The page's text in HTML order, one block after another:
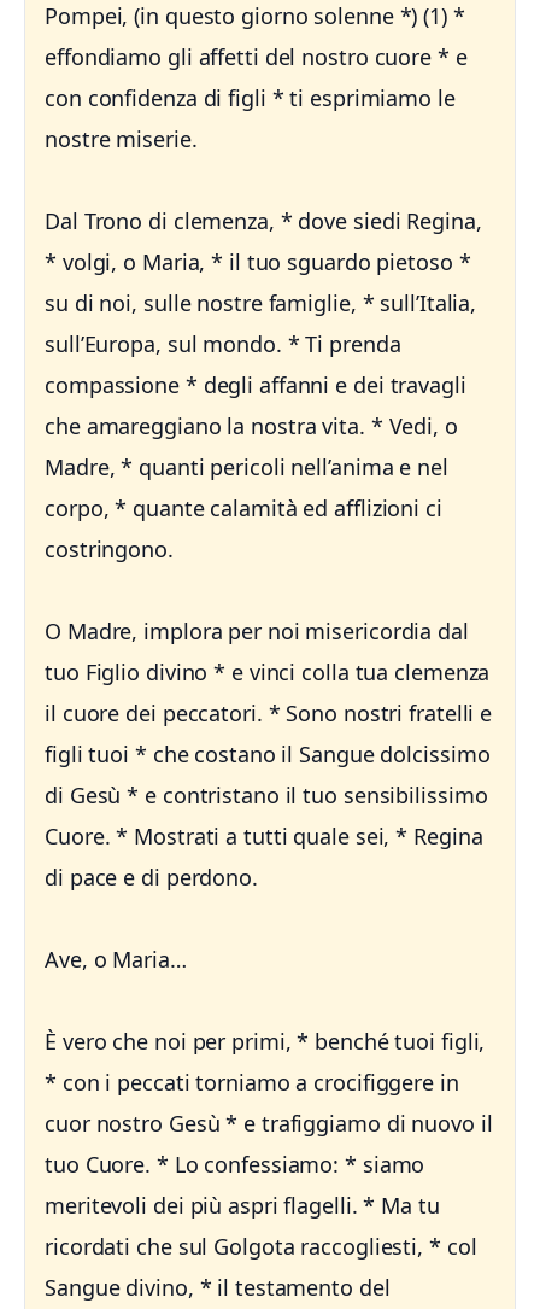
Pompei, (in questo giorno solenne *) (1) *
effondiamo gli affetti del nostro cuore * e
con confidenza di figli * ti esprimiamo le
nostre miserie.
Dal Trono di clemenza, * dove siedi Regina,
* volgi, o Maria, * il tuo sguardo pietoso *
su di noi, sulle nostre famiglie, * sull’Italia,
sull’Europa, sul mondo. * Ti prenda
compassione * degli affanni e dei travagli
che amareggiano la nostra vita. * Vedi, o
Madre, * quanti pericoli nell’anima e nel
corpo, * quante calamità ed afflizioni ci
costringono.
O Madre, implora per noi misericordia dal
tuo Figlio divino * e vinci colla tua clemenza
il cuore dei peccatori. * Sono nostri fratelli e
figli tuoi * che costano il Sangue dolcissimo
di Gesù * e contristano il tuo sensibilissimo
Cuore. * Mostrati a tutti quale sei, * Regina
di pace e di perdono.
Ave, o Maria…
È vero che noi per primi, * benché tuoi figli,
* con i peccati torniamo a crocifiggere in
cuor nostro Gesù * e trafiggiamo di nuovo il
tuo Cuore. * Lo confessiamo: * siamo
meritevoli dei più aspri flagelli. * Ma tu
ricordati che sul Golgota raccogliesti, * col
Sangue divino, * il testamento del